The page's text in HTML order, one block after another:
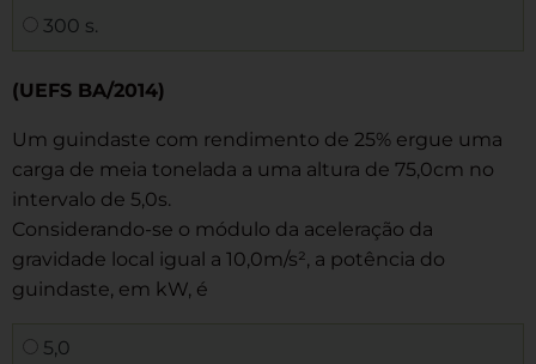
300 s.
(UEFS BA/2014)
Um guindaste com rendimento de 25% ergue uma
carga de meia tonelada a uma altura de 75,0cm no
intervalo de 5,0s.
Considerando-se o módulo da aceleração da
gravidade local igual a 10,0m/s², a potência do
guindaste, em kW, é
5,0